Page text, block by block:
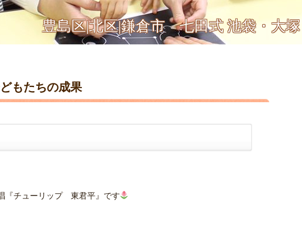
豊島区|北区|鎌倉市 七田式 池袋・大
もたちの成果
『チューリップ 東君平』です